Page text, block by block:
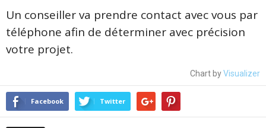
Un conseiller va prendre contact avec vous par
téléphone afin de déterminer avec précision
votre projet.
Chart byVisualizer
Facebook Twitter